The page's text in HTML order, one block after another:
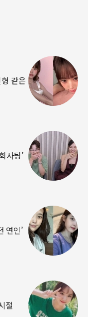
같은
사팅’
연인’
절